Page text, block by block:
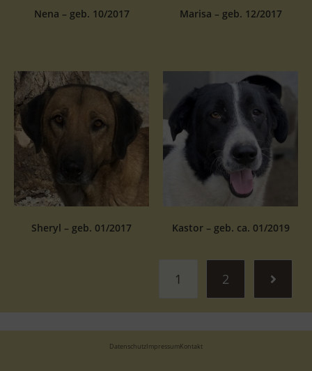
Nena – geb. 10/2017 Marisa – geb. 12/2017
Sheryl – geb. 01/2017 Kastor – geb. ca. 01/2019
1 2
DatenschutzImpressumKontakt